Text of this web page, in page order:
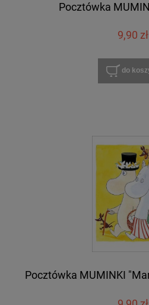
Pocztówka
9,90 zł
do
Pocztówka MUMINKI